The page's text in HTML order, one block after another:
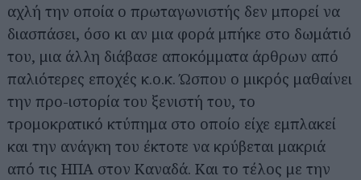
αχλή την οποία ο πρωταγωνιστής δεν μπορεί να
διασπάσει, όσο κι αν μια φορά μπήκε στο δωμάτιό
του, μια άλλη διάβασε αποκόμματα άρθρων από
παλιότερες εποχές κ.ο.κ. Ώσπου ο μικρός μαθαίνει
την προ-ιστορία του ξενιστή του, το
τρομοκρατικό κτύπημα στο οποίο είχε εμπλακεί
και την ανάγκη του έκτοτε να κρύβεται μακριά
από τις ΗΠΑ στον Καναδά. Και το τέλος με την